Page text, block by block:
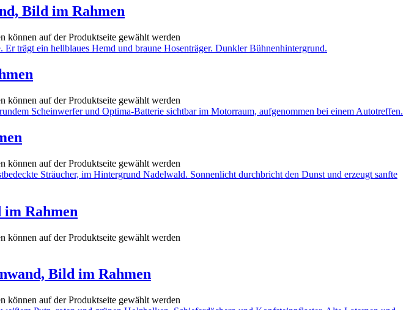
Bild im Rahmen
können auf der Produktseite gewählt werden
können auf der Produktseite gewählt werden
können auf der Produktseite gewählt werden
im Rahmen
können auf der Produktseite gewählt werden
Bild im Rahmen
können auf der Produktseite gewählt werden